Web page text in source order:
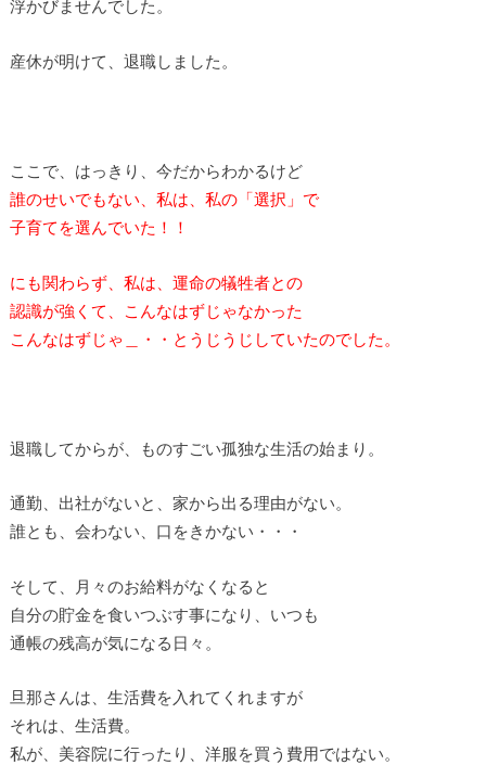
浮かびませんでした。
産休が明けて、退職しました。
ここで、はっきり、今だからわかるけど
誰のせいでもない、私は、私の「選択」で
子育てを選んでいた！！
にも関わらず、私は、運命の犠牲者との
認識が強くて、こんなはずじゃなかった
こんなはずじゃ＿・・とうじうじしていたのでした。
退職してからが、ものすごい孤独な生活の始まり。
通勤、出社がないと、家から出る理由がない。
誰とも、会わない、口をきかない・・・
そして、月々のお給料がなくなると
自分の貯金を食いつぶす事になり、いつも
通帳の残高が気になる日々。
旦那さんは、生活費を入れてくれますが
それは、生活費。
私が、美容院に行ったり、洋服を買う費用ではない。